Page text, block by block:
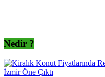
Nedir ?